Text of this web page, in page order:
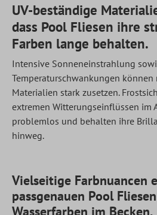
UV-beständige
dass Pool Fliesen ihre
Farben lange behalten.
Intensive Sonneneinstrahlung
Temperaturschwankungen
Materialien stark zusetzen.
extremen Witterungseinflüssen im
problemlos und behalten ihre
hinweg.
Vielseitige Farbnuancen
passgenauen Pool
Wasserfarben im Becken.